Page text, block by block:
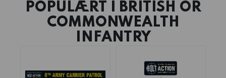
POPULÆRT I BRITISH OR
COMMONWEALTH
INFANTRY